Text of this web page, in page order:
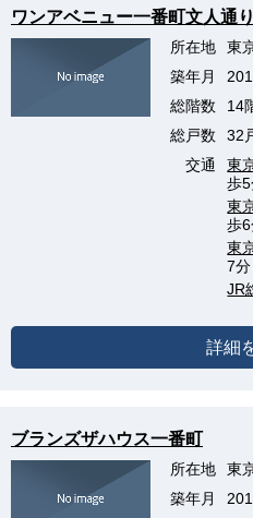
ワンアベニュー一番町文人通り
所在地
東
築年月
総階数
14
総戸数
32
交通
東
歩
東
歩
東
7分
JR
詳細
ブランズザハウス一番町
所在地
東
築年月